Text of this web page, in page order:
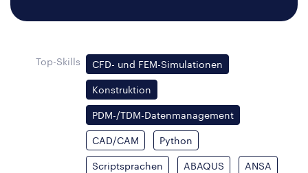
Top-Skills CFD- und FEM-Simulationen
Konstruktion
PDM-/TDM-Datenmanagement
CAD/CAM Python
Scriptsprachen ABAQUS ANSA